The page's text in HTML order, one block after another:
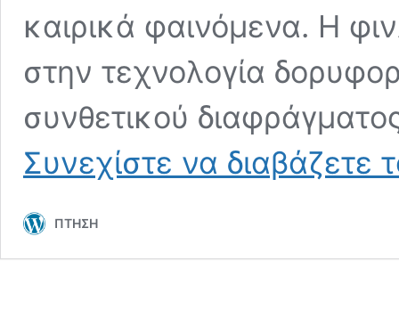
καιρικά φαινόμενα. Η
στην τεχνολογία
συνθετικού
Συνεχίστε να διαβάζετε
ΠΤΗΣΗ